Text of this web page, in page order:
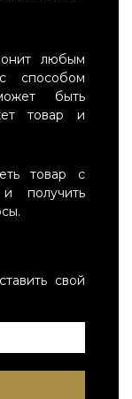
любым
способом
быть
товар и
товар с
получить
свой